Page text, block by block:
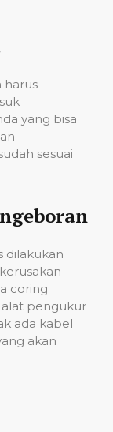
harus
yang bisa
sesuai
dilakukan
coring
pengukur
ada kabel
akan